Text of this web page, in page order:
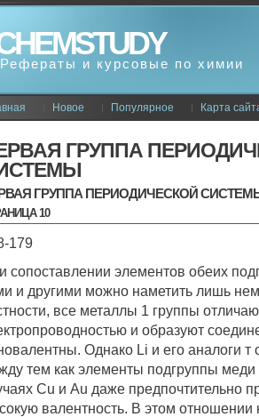
Рефераты и курсовые по химии
Новое Популярное Карта
ГРУППА
ГРУППА ПЕРИОДИЧЕСКОЙ
10
179
сопоставлении элементов обеих
и другими можно наметить лишь
все металлы 1 группы
и образуют
Однако Li и его аналоги т
тем как элементы подгруппы
Сu и Аu даже предпочтительно
валентность. В этом отношении